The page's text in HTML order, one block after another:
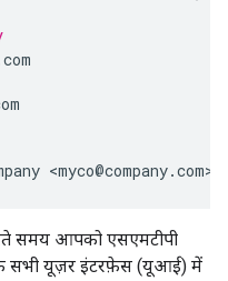
<myco@company.com>"
समय आपको एसएमटीपी
सभी यूज़र इंटरफ़ेस (यूआई) में